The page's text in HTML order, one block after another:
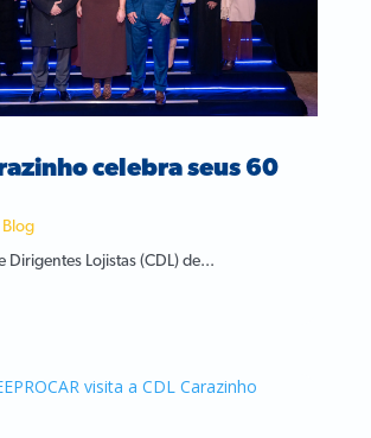
celebra seus 60
Blog
Dirigentes Lojistas (CDL) de...